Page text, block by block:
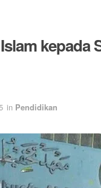
kepada
in Pendidikan